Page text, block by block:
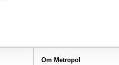
Om Metropol